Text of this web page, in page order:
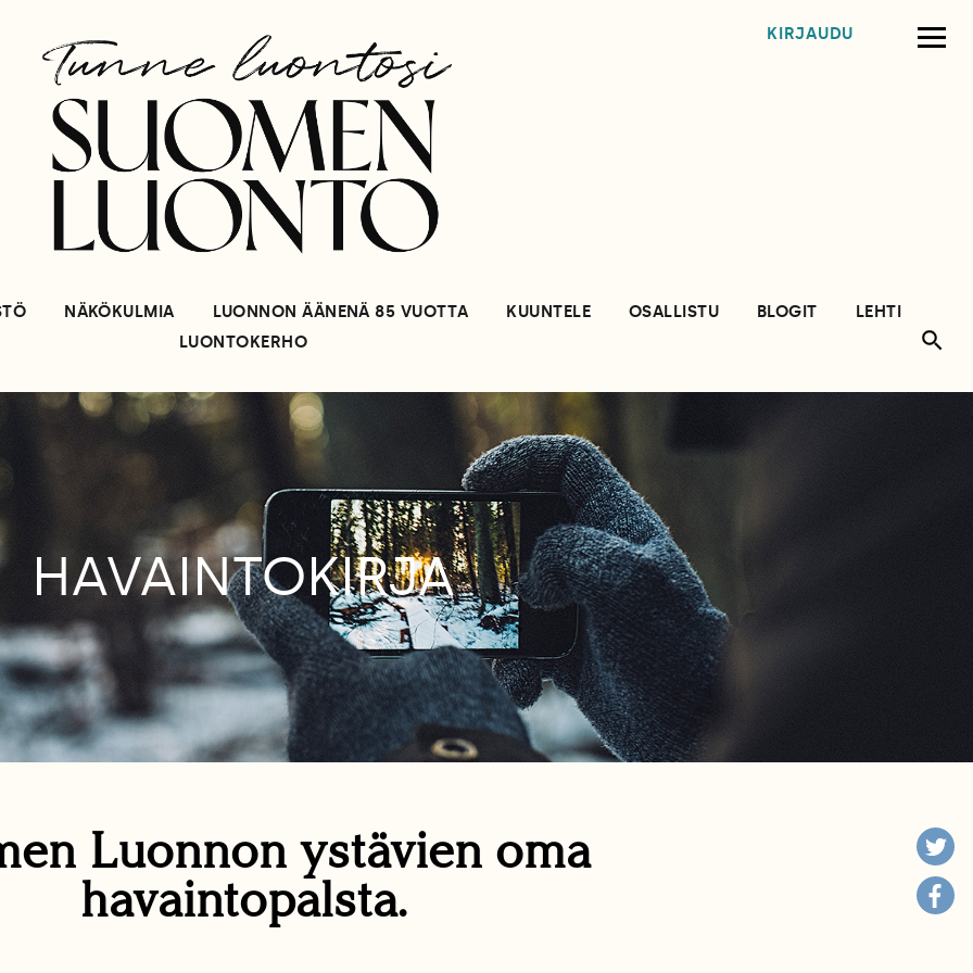
KIRJAUDU
NÄKÖKULMIA LUONNON ÄÄNENÄ 85 VUOTTA KUUNTELE OSALLISTU BLOGIT
LEHTI
LUONTOKERHO
HAVAINTOKIRJA
Luonnon ystävien oma
havaintopalsta.